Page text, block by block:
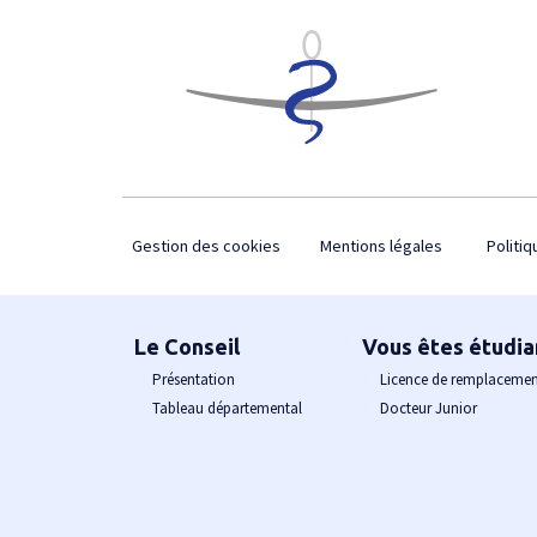
Gestion des cookies Mentions légales
Le Conseil
Présentation
Tableau départemental
Vous êtes
Licence de
Docteur Junior